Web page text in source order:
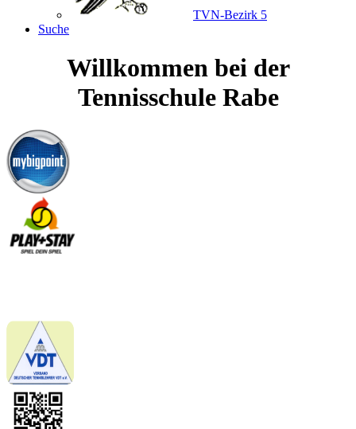
TVN-Bezirk 5
Suche
Willkommen bei der
Tennisschule Rabe